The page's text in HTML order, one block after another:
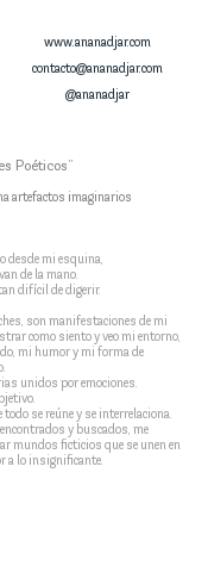
www.ananadjar.com
contacto@ananadjar.com
@ananadjar
Poéticos”
artefactos imaginarios
desde mi esquina,
de la mano.
difícil de digerir.
son manifestaciones de mi
como siento y veo mi entorno,
mi humor y mi forma de
unidos por emociones.
se reúne y se interrelaciona.
y buscados, me
mundos ficticios que se unen en
a lo insignificante.